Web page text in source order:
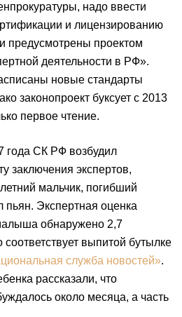
надо ввести
и лицензированию
предусмотрены проектом
деятельности в РФ».
новые стандарты
законопроект буксует с 2013
первое чтение.
года СК РФ возбудил
заключения экспертов,
мальчик, погибший
Экспертная оценка
обнаружено 2,7
выпитой бутылке
служба новостей».
рассказали, что
около месяца, а часть